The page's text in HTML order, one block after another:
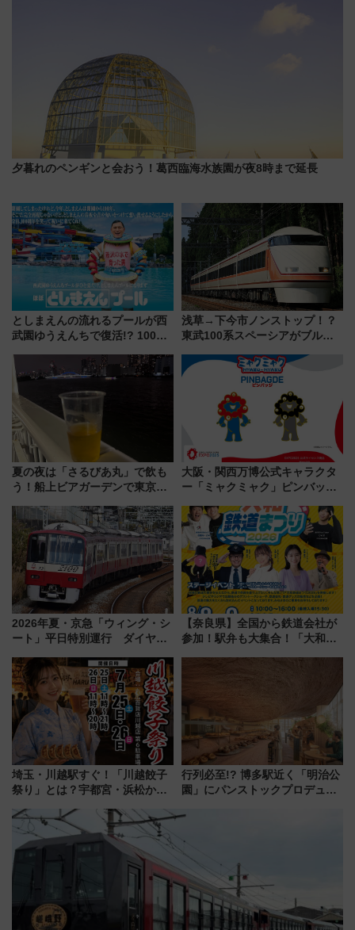
夕暮れのペンギンと会おう！葛西臨海水族園が夜8時まで延長
としまえんの流れるプールが西
武園ゆうえんちで復活!? 100周
イダー」に注目 2026年夏は所
沢へ遊びに行こう
浅草→下今市ノンストップ！？
東武100系スペーシアがブルー
ー当時の停車駅」を再現 運転
時刻や特急券の買い方を紹介
夏の夜は「さるびあ丸」で飲も
う！船上ビアガーデンで東京湾
杯……工場直送生ビールや島グ
ルメが美味い
大阪・関西万博公式キャラクタ
ー「ミャクミャク」ピンバッジ
中旬発売
2026年夏・京急「ウィング・シ
ート」平日特別運行 ダイヤ・
三浦海岸を堪能できるお出かけ
プランもご紹介
【奈良県】全国から鉄道会社が
参加！駅弁も大集合！「大和鉄
埼玉・川越駅すぐ！「川越餃子
祭り」とは？宇都宮・浜松から
を食べ比べ【7月25日・26日開
催】
行列必至!? 博多駅近く「明治公
園」にパンストックプロデュー
オープン 秋からはビストロ営業